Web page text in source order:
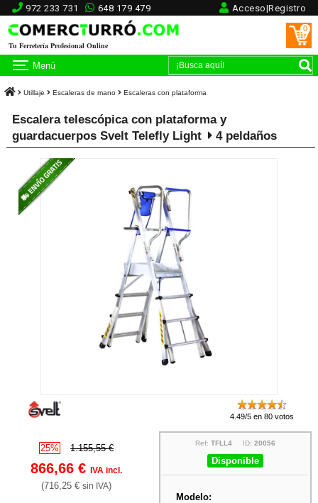
972 233 731 648 179 479 Acceso|Registro
Tu Ferretería Profesional Online
0
Menú
Utillaje Escaleras de mano Escaleras con plataforma
Escalera telescópica con plataforma y
guardacuerpos Svelt Telefly Light
4 peldaños
4.49/5 en 80 votos
25% 1.155,55 €
866,66 €IVA incl.
(716,25 €sin IVA)
Ref: TFLL4ID: 20056
Disponible
Modelo: